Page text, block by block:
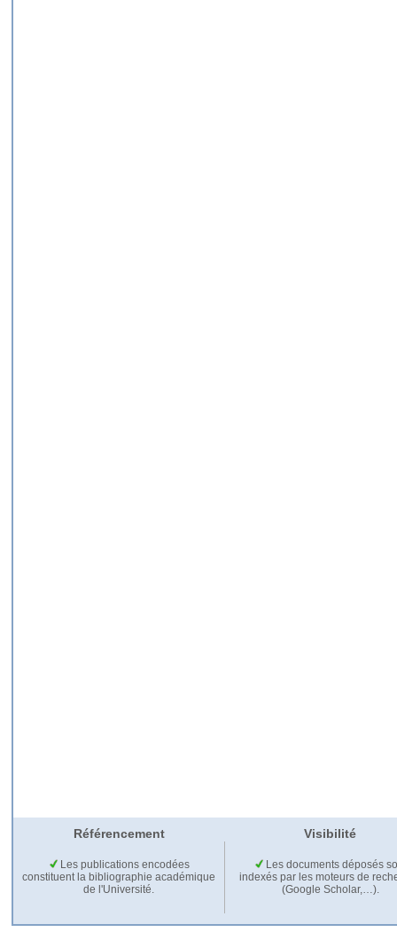
Référencement Visibilité
Les publications encodées
constituent la bibliographie académique
de l'Université.
Les documents déposés
indexés par les moteurs de
(Google Scholar,…).